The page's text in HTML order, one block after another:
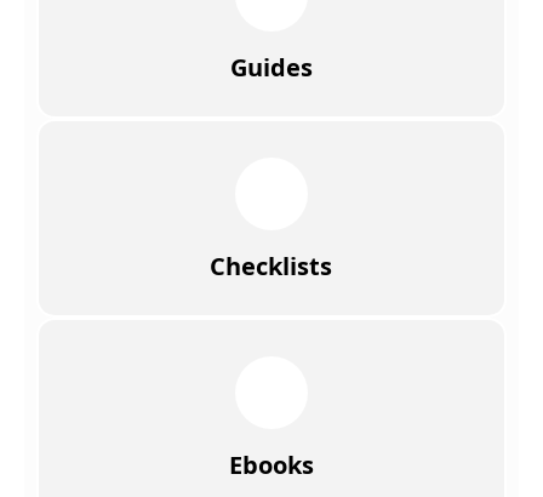
Guides
Checklists
Ebooks